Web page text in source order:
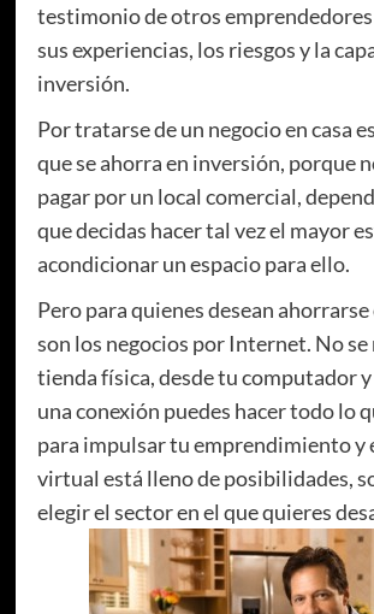
testimonio de otros
sus experiencias, los riesgos y la
inversión.
Por tratarse de un negocio en casa
que se ahorra en inversión, porque
pagar por un local comercial,
que decidas hacer tal vez el mayor
acondicionar un espacio para ello.
Pero para quienes desean
son los negocios por Internet. No se
tienda física, desde tu computador
una conexión puedes hacer todo lo
para impulsar tu emprendimiento y
virtual está lleno de posibilidades,
elegir el sector en el que quieres